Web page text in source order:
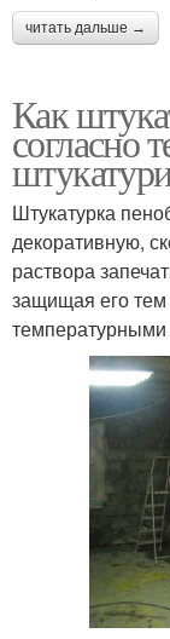
читать дальше →
Как
согласно
Штукатурка
декоративную,
раствора
защищая его